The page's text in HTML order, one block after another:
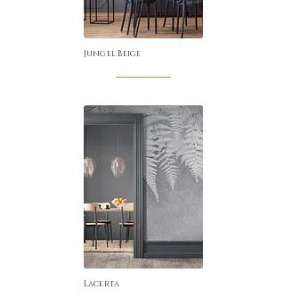
Jungel Beige
Lacerta